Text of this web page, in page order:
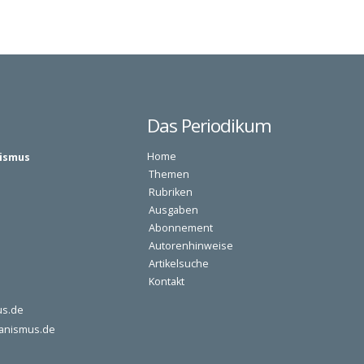
Das Periodikum
Home
Themen
Rubriken
Ausgaben
Abonnement
Autorenhinweise
Artikelsuche
Kontakt